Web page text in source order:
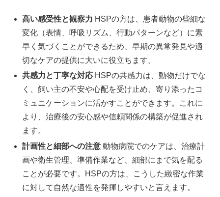
高い感受性と観察力 HSPの方は、患者動物の些細な
変化（表情、呼吸リズム、行動パターンなど）に素
早く気づくことができるため、早期の異常発見や適
切なケアの提供に大いに役立ちます。
共感力と丁寧な対応 HSPの共感力は、動物だけでな
く、飼い主の不安や心配を受け止め、寄り添ったコ
ミュニケーションに活かすことができます。これに
より、治療後の安心感や信頼関係の構築が促進され
ます。
計画性と細部への注意 動物病院でのケアは、治療計
画や衛生管理、準備作業など、細部にまで気を配る
ことが必要です。HSPの方は、こうした緻密な作業
に対して自然な適性を発揮しやすいと言えます。